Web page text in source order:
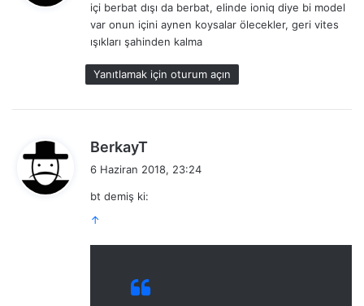
i
k
i
:
içi berbat dışı da berbat, elinde ioniq diye bi model
var onun içini aynen koysalar ölecekler, geri vites
ışıkları şahinden kalma
Yanıtlamak için oturum açın
BerkayT
6 Haziran 2018, 23:24
bt demiş ki:
↑